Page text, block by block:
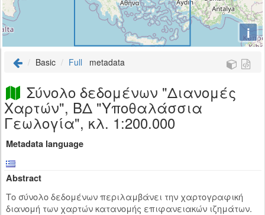
i
Basic Full metadata
Σύνολο δεδομένων "Διανομές
Χαρτών", ΒΔ "Υποθαλάσσια
Γεωλογία", κλ. 1:200.000
Metadata language
Abstract
Το σύνολο δεδομένων περιλαμβάνει την χαρτογραφική
διανομή των χαρτών κατανομής επιφανειακών ιζημάτων.